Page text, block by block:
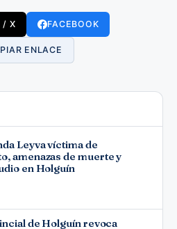
/ X FACEBOOK
ENLACE
Leyva víctima de
amenazas de muerte y
en Holguín
de Holguín revoca